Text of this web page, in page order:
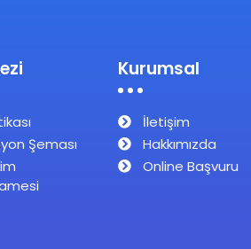
Şeması
Kurumsal
İletişim
Hakkımızda
Online Başvuru